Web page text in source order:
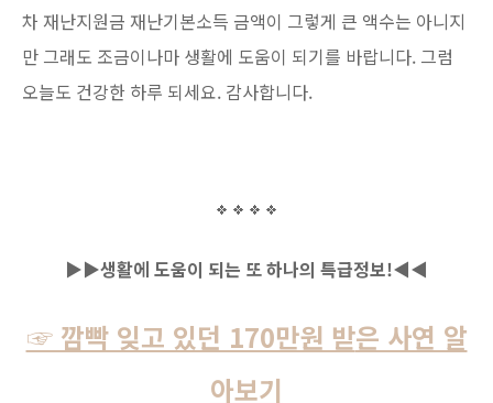
차 재난지원금 재난기본소득 금액이 그렇게 큰 액수는 아니지
만 그래도 조금이나마 생활에 도움이 되기를 바랍니다. 그럼
오늘도 건강한 하루 되세요. 감사합니다.
▶▶생활에 도움이 되는 또 하나의 특급정보!◀◀
☞ 깜빡 잊고 있던 170만원 받은 사연 알
아보기